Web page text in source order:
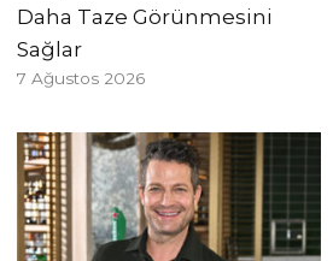
Daha Taze Görünmesini
Sağlar
7 Ağustos 2026